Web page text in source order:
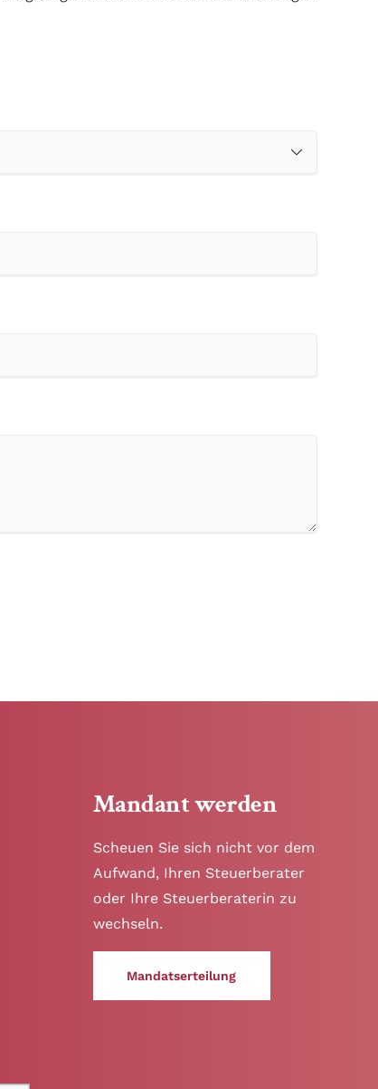
Mandant werden
Scheuen Sie sich nicht vor dem
Aufwand, Ihren Steuerberater
oder Ihre Steuerberaterin zu
wechseln.
Mandatserteilung